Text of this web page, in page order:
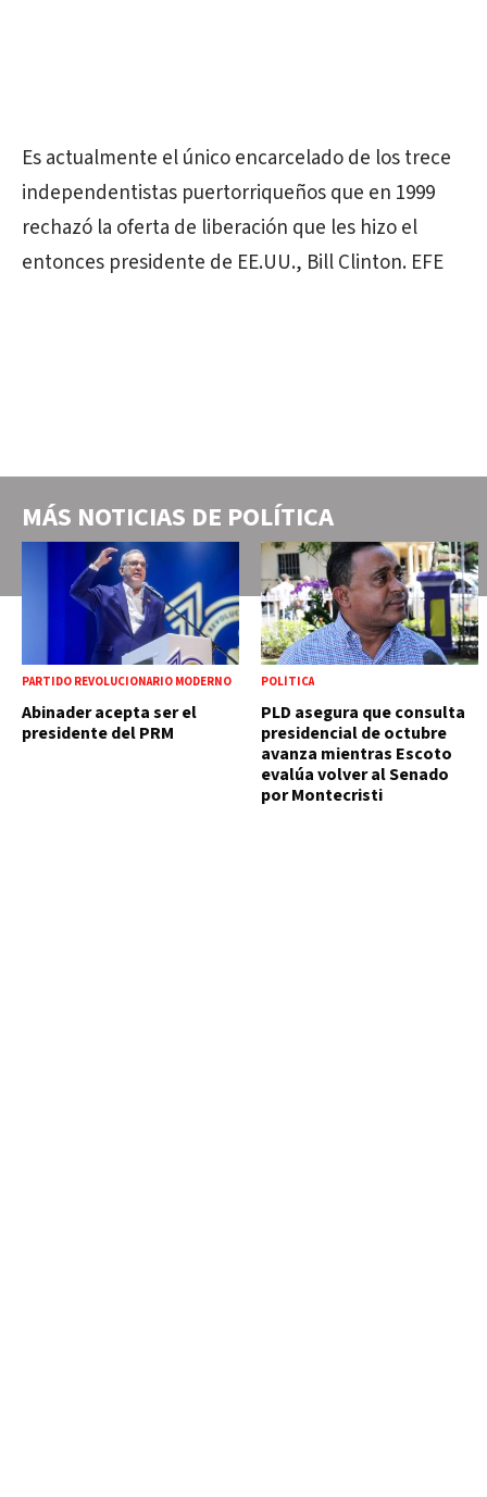
Es actualmente el único encarcelado de los trece
independentistas puertorriqueños que en 1999
rechazó la oferta de liberación que les hizo el
entonces presidente de EE.UU., Bill Clinton. EFE
MÁS NOTICIAS DE POLÍTICA
PARTIDO REVOLUCIONARIO MODERNO
Abinader acepta ser el
presidente del PRM
POLÍTICA
PLD asegura que consulta
presidencial de octubre
avanza mientras Escoto
evalúa volver al Senado
por Montecristi